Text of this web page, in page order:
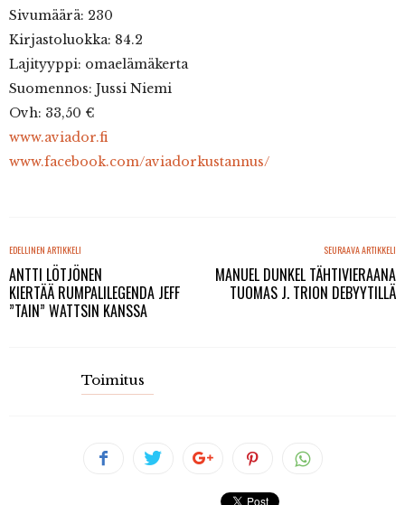
Sivumäärä: 230
Kirjastoluokka: 84.2
Lajityyppi: omaelämäkerta
Suomennos: Jussi Niemi
Ovh: 33,50 €
www.aviador.fi
www.facebook.com/aviadorkustannus/
EDELLINEN ARTIKKELI
ANTTI LÖTJÖNEN
KIERTÄÄ RUMPALILEGENDA JEFF
”TAIN” WATTSIN KANSSA
SEURAAVA ARTIKKELI
MANUEL DUNKEL TÄHTIVIERAANA
TUOMAS J. TRION DEBYYTILLÄ
Toimitus